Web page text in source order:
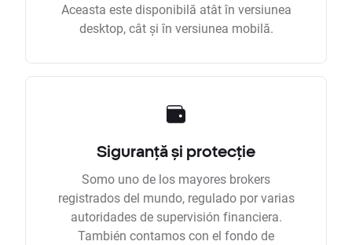
Aceasta este disponibilă atât în versiunea
desktop, cât și în versiunea mobilă.
Siguranță și protecție
Somo uno de los mayores brokers
registrados del mundo, regulado por varias
autoridades de supervisión financiera.
También contamos con el fondo de